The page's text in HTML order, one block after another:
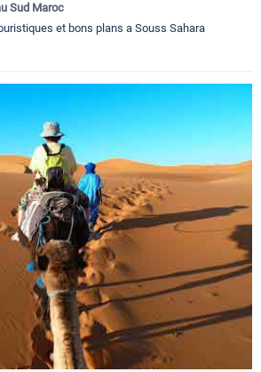
Sud Maroc
et bons plans a Souss Sahara